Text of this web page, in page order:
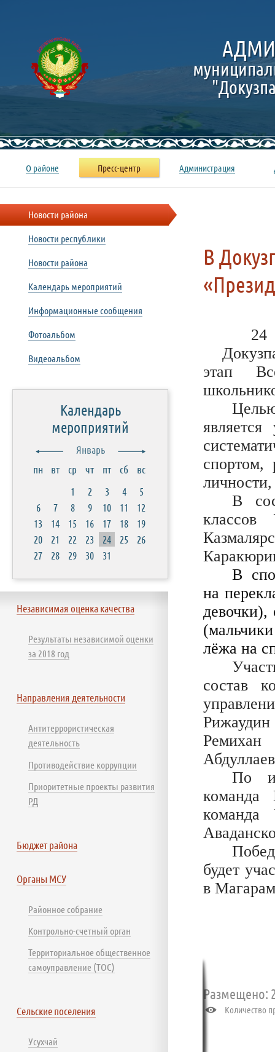
В
этап
спортом,
В
классов
В
на
лёжа на
состав
По
будет
в
Размещено:
Количество
Новости района
Новости республики
Новости района
Календарь мероприятий
Информационные сообщения
Фотоальбом
Видеоальбом
Календарь
мероприятий
Январь
пн
вт ср чт пт сб
вс
1
2 3 4
5
6
7 8 9 10 11
12
13
14 15 16 17 18
19
20
21 22 23 24 25
26
27
28 29 30 31
Независимая оценка качества
Результаты независимой оценки
за 2018 год
Направления деятельности
Антитеррористическая
деятельность
Противодействие коррупции
Приоритетные проекты развития
РД
Бюджет района
Органы МСУ
Районное собрание
Контрольно-счетный орган
Территориальное общественное
самоуправление (ТОС)
Сельские поселения
Усухчай
О районе Пресс-центр Администрация